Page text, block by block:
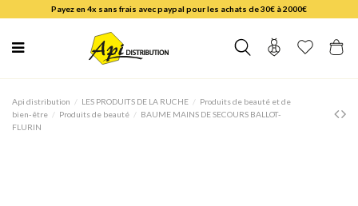
Payez en 4x sans frais avec paypal pour les achats de 30€ à 2000€
Api distribution LES PRODUITS DE LA RUCHE
Produits de beauté et de
bien-être
Produits de beauté
BAUME MAINS DE SECOURS BALLOT-
FLURIN